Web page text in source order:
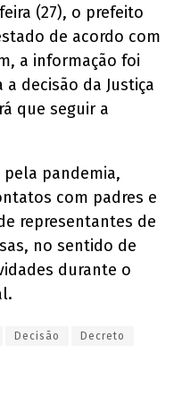
(27), o prefeito
de acordo com
a informação foi
decisão da Justiça
que seguir a
pandemia,
com padres e
representantes de
no sentido de
durante o
Decisão Decreto